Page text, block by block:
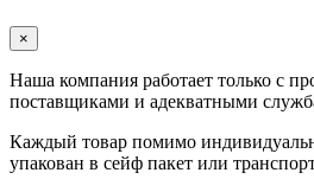
×
Наша компания работает только с
поставщиками и адекватными
Каждый товар помимо
упакован в сейф пакет или